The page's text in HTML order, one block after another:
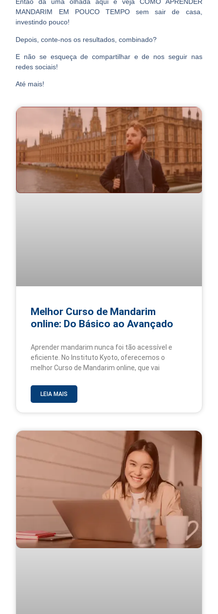
MANDARIM EM POUCO TEMPOsem sair de casa,
investindo pouco!
Depois, conte-nos os resultados, combinado?
E não se esqueça de compartilhar e de nos seguir nas
redes sociais!
Até mais!
Melhor Curso de Mandarim
online: Do Básico ao Avançado
Aprender mandarim nunca foi tão acessível e
eficiente. No Instituto Kyoto, oferecemos o
melhor Curso de Mandarim online, que vai
LEIA MAIS